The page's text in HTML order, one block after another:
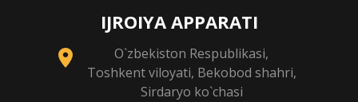
IJROIYA APPARATI
O`zbekiston Respublikasi,
Toshkent viloyati, Bekobod shahri,
Sirdaryo ko`chasi